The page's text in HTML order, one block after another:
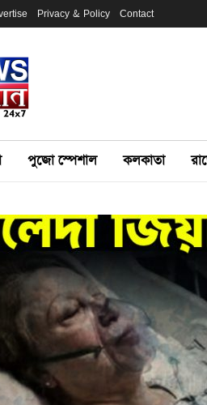
Privacy & Policy Contact
পুজো স্পেশাল কলকাতা